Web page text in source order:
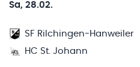
Sa, 28.02.
SF Rilchingen-Hanweiler
HC St. Johann